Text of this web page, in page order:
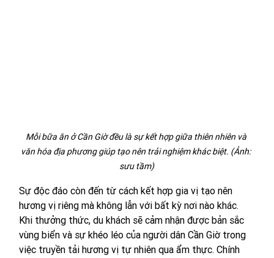
Mỗi bữa ăn ở Cần Giờ đều là sự kết hợp giữa thiên nhiên và
văn hóa địa phương giúp tạo nên trải nghiệm khác biệt. (Ảnh:
sưu tầm)
Sự độc đáo còn đến từ cách kết hợp gia vị tạo nên
hương vị riêng mà không lẫn với bất kỳ nơi nào khác.
Khi thưởng thức, du khách sẽ cảm nhận được bản sắc
vùng biển và sự khéo léo của người dân Cần Giờ trong
việc truyền tải hương vị tự nhiên qua ẩm thực. Chính